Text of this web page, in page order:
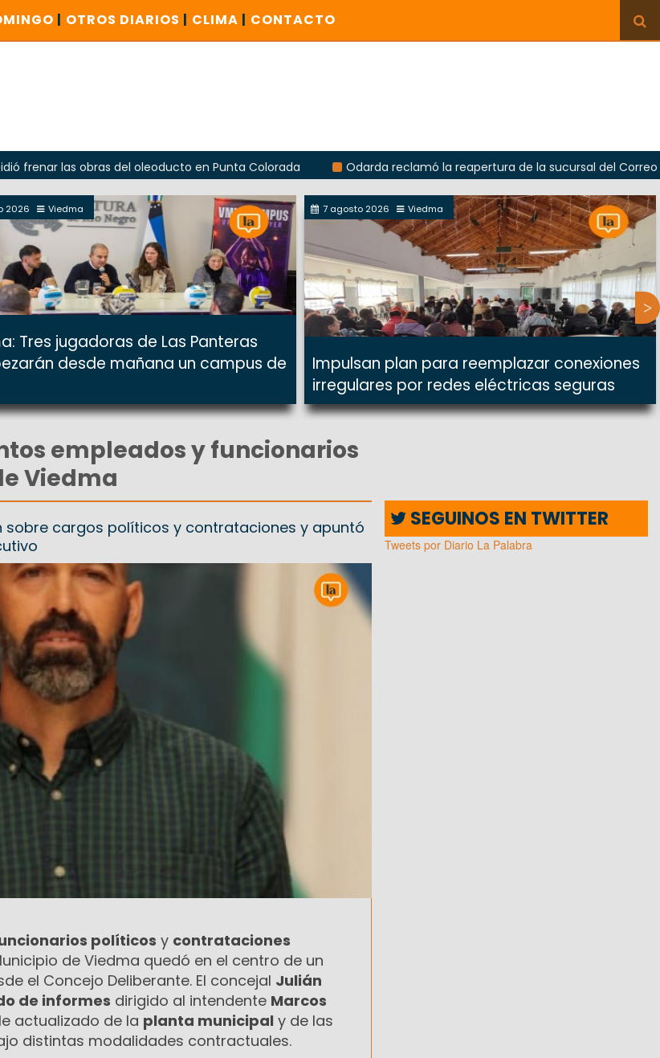
| OTROS DIARIOS | CLIMA | CONTACTO
obras del oleoducto en Punta Colorada
Odarda reclamó la reapertura de la sucursal del Correo Argentino
2026 Viedma
Tres jugadoras de Las Panteras
desde mañana un campus de
7 agosto 2026 Viedma
Impulsan plan para reemplazar conexiones
irregulares por redes eléctricas seguras
empleados y funcionarios
Viedma
cargos políticos y contrataciones y apuntó
políticos y contrataciones
de Viedma quedó en el centro de un
el Concejo Deliberante. El concejal Julián
de informes dirigido al intendente Marcos
actualizado de la planta municipal y de las
distintas modalidades contractuales.
SEGUINOS EN TWITTER
Tweets por Diario La Palabra